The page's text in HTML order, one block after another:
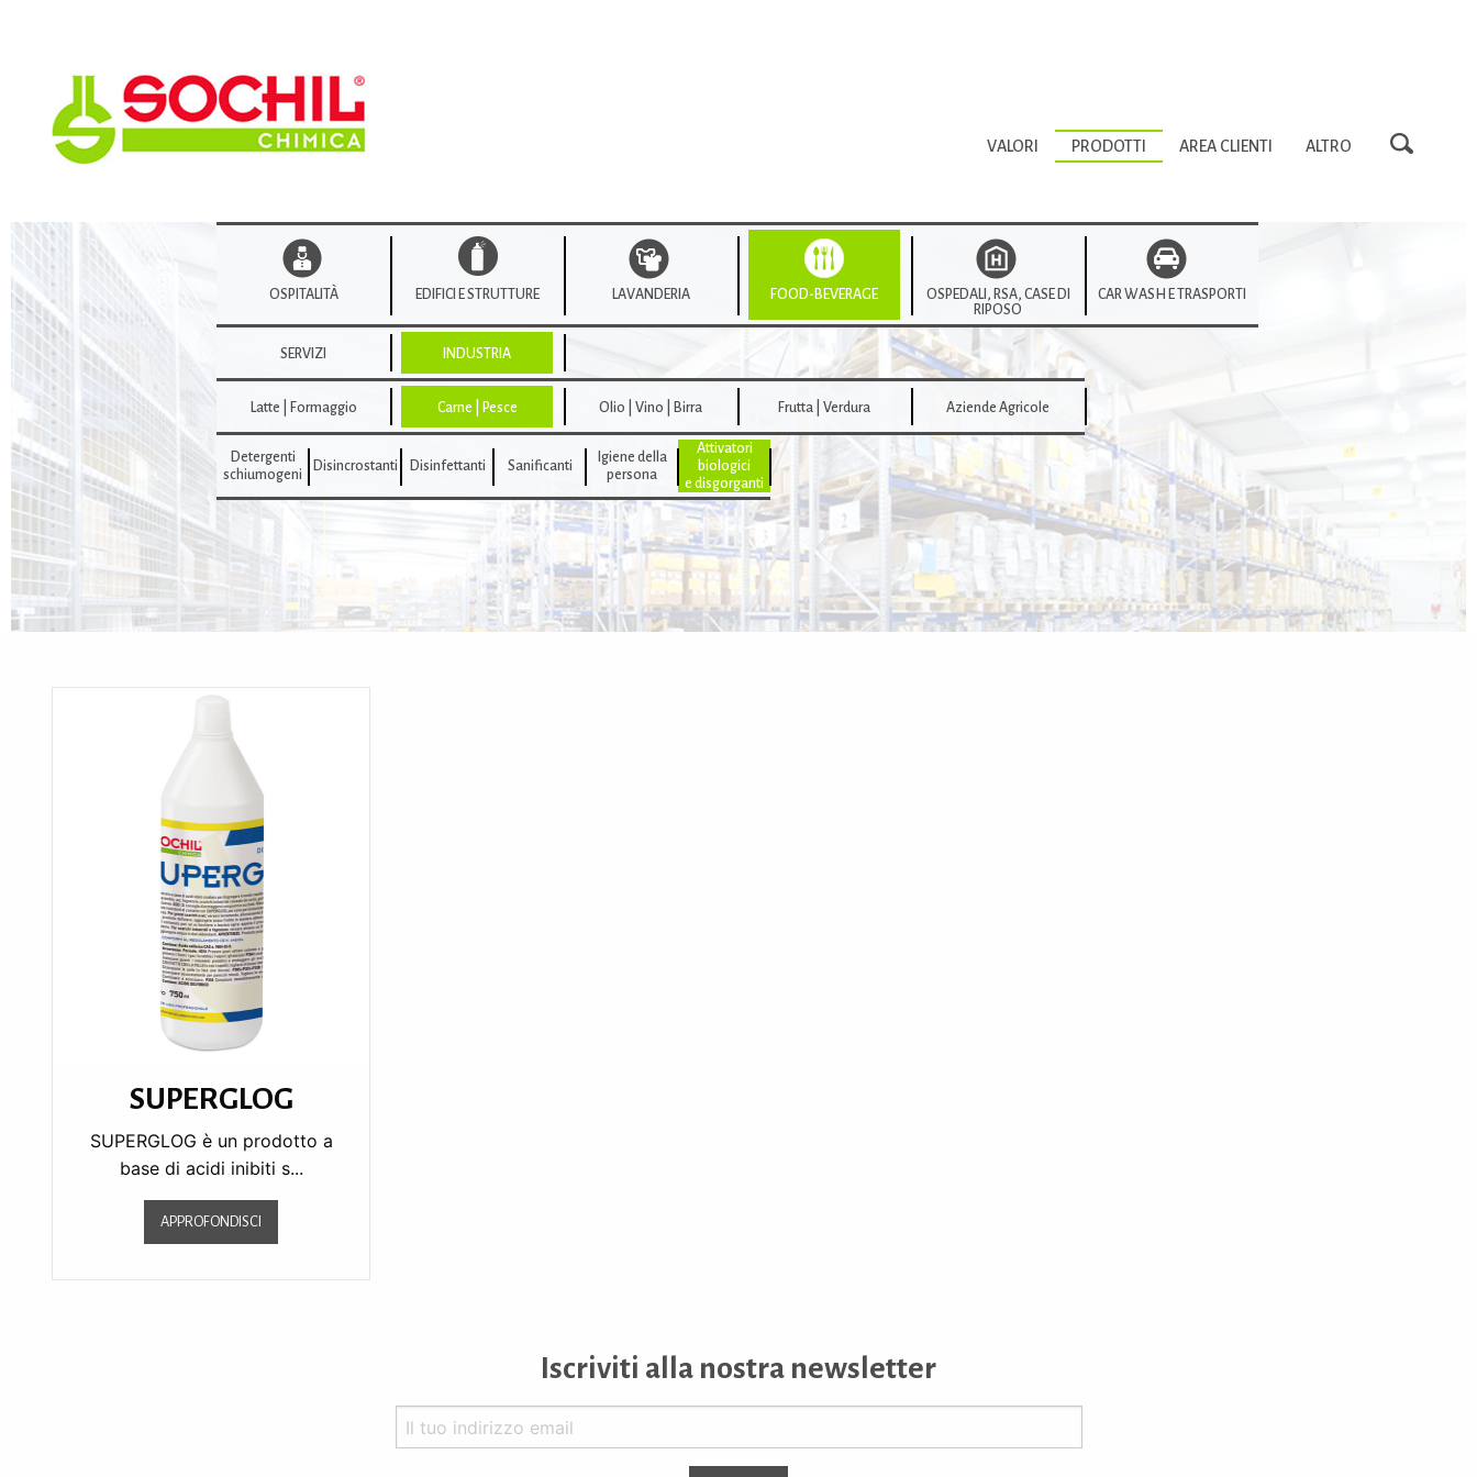
VALORI PRODOTTI
OSPITALITÀ EDIFICI E STRUTTURE LAVANDERIA FOOD-BEVERAGE
SERVIZI INDUSTRIA
Latte | Formaggio Carne | Pesce
Detergenti
schiumogeni
Disincrostanti Disinfettanti Sanificanti
Igiene della
persona
Attivatori
biologici
e disgorganti
Olio | Vino | Birra Frutta | Verdura Aziende Agricole
OSPEDALI, RSA, CASE DI
RIPOSO
CAR WASH E TRASPORTI
AREA CLIENTI ALTRO
SUPERGLOG
SUPERGLOG è un prodotto a
base di acidi inibiti s...
APPROFONDISCI
Iscriviti alla nostra newsletter